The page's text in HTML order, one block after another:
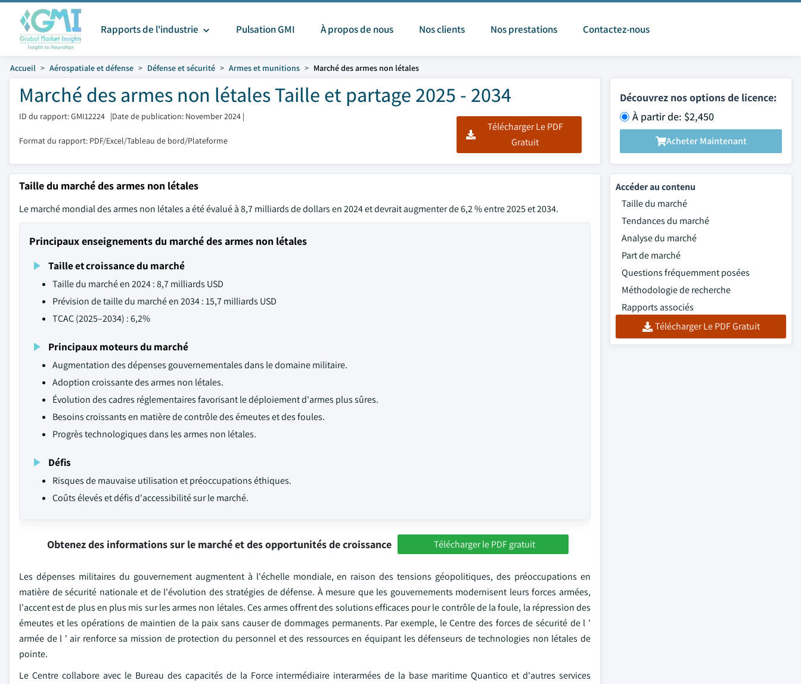
Rapports de l'industrie Pulsation GMI À propos de nous Nos clients Nos prestations Contactez-nous
Accueil Aérospatiale et défense Défense et sécurité Armes et munitions Marché des armes non létales
Marché des armes non létales Taille et partage 2025 - 2034
ID du rapport: GMI12224 |Date de publication: November 2024 |
Format du rapport: PDF/Excel/Tableau de bord/Plateforme
Télécharger Le PDF
Gratuit
Découvrez nos options de licence:
À partir de: $2,450
Acheter Maintenant
Taille du marché des armes non létales
Le marché mondial des armes non létales a été évalué à 8,7 milliards de dollars en 2024 et devrait augmenter de 6,2 % entre 2025 et 2034.
Principaux enseignements du marché des armes non létales
Taille et croissance du marché
Taille du marché en 2024 : 8,7 milliards USD
Prévision de taille du marché en 2034 : 15,7 milliards USD
TCAC (2025–2034) : 6,2%
Principaux moteurs du marché
Augmentation des dépenses gouvernementales dans le domaine militaire.
Adoption croissante des armes non létales.
Évolution des cadres réglementaires favorisant le déploiement d'armes plus sûres.
Besoins croissants en matière de contrôle des émeutes et des foules.
Progrès technologiques dans les armes non létales.
Défis
Risques de mauvaise utilisation et préoccupations éthiques.
Coûts élevés et défis d'accessibilité sur le marché.
Obtenez des informations sur le marché et des opportunités de croissance Télécharger le PDF gratuit
Les dépenses militaires du gouvernement augmentent à l'échelle mondiale, en raison des tensions géopolitiques, des préoccupations en
matière de sécurité nationale et de l'évolution des stratégies de défense. À mesure que les gouvernements modernisent leurs forces armées,
l'accent est de plus en plus mis sur les armes non létales. Ces armes offrent des solutions efficaces pour le contrôle de la foule, la répression des
émeutes et les opérations de maintien de la paix sans causer de dommages permanents. Par exemple, le Centre des forces de sécurité de l '
armée de l ' air renforce sa mission de protection du personnel et des ressources en équipant les défenseurs de technologies non létales de
pointe.
Le Centre collabore avec le Bureau des capacités de la Force intermédiaire interarmées de la base maritime Quantico et d'autres services
Accéder au contenu
Taille du marché
Tendances du marché
Analyse du marché
Part de marché
Questions fréquemment posées
Méthodologie de recherche
Rapports associés
Télécharger Le PDF Gratuit